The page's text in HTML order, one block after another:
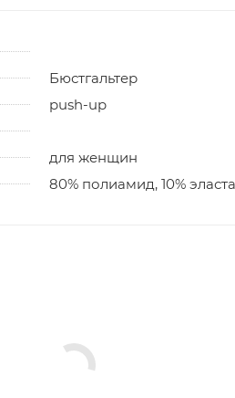
Бюстгальтер
push-up
для женщин
80% полиамид, 10%